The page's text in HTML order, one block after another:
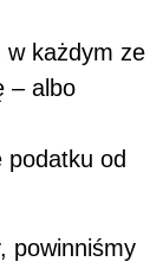
w każdym ze
– albo
podatku od
powinniśmy